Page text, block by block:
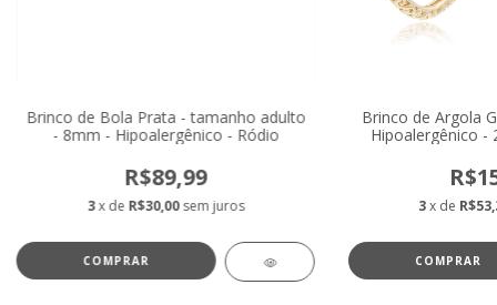
Brinco de Bola Prata - tamanho adulto
- 8mm - Hipoalergênico - Ródio
R$89,99
3x de R$30,00 sem juros
Brinco de Argola
Hipoalergênico -
3x de